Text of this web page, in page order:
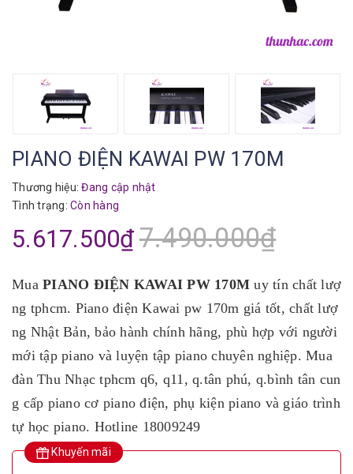
PIANO ĐIỆN KAWAI PW 170M
Thương hiệu: Đang cập nhật
Tình trạng: Còn hàng
5.617.500₫7.490.000₫
MuaPIANO ĐIỆN KAWAI PW 170Muy tín chất lượ
ng tphcm. Piano điện Kawai pw 170m giá tốt, chất lượ
ng Nhật Bản, bảo hành chính hãng, phù hợp với người
mới tập piano và luyện tập piano chuyên nghiệp. Mua
đàn Thu Nhạc tphcm q6, q11, q.tân phú, q.bình tân cun
g cấp piano cơ piano điện, phụ kiện piano và giáo trình
tự học piano. Hotline 18009249
Khuyến mãi